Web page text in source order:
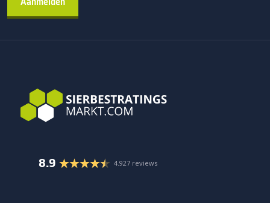
8.9 4.927 reviews